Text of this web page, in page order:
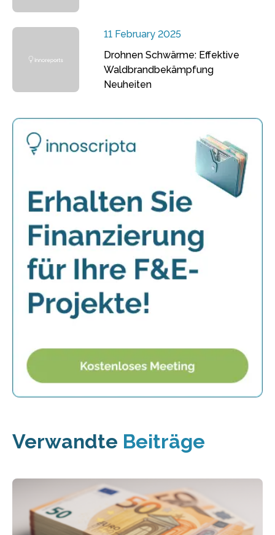
11 February 2025
Drohnen Schwärme: Effektive
Waldbrandbekämpfung
Neuheiten
Verwandte Beiträge